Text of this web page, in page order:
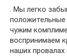
. Мы легко
положительные
чужим
воспринимаем
наших